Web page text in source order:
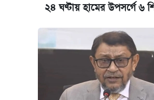
২৪ ঘণ্টায় হামের উপসর্গে ৬